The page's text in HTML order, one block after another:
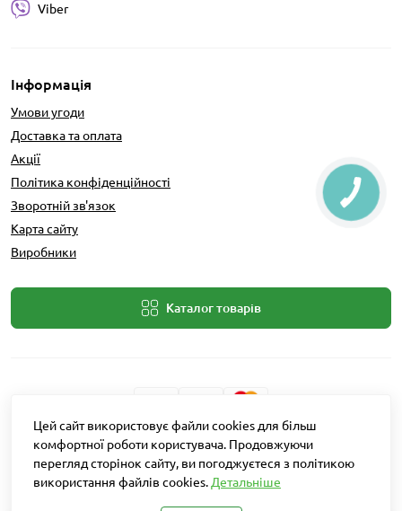
Інформація
Умови угоди
Доставка та оплата
Акції
Політика конфіденційності
Зворотній зв'язок
Карта сайту
Виробники
Каталог товарів
Viber
Розробник: Intent Solutions
Агро Рітейл © 2026
Цей сайт використовує файли cookies для більш
комфортної роботи користувача. Продовжуючи
перегляд сторінок сайту, ви погоджуєтеся з політикою
використання файлів cookies. Детальніше